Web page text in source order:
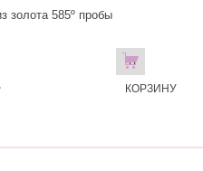
золота 585º пробы
В
КОРЗИНУ